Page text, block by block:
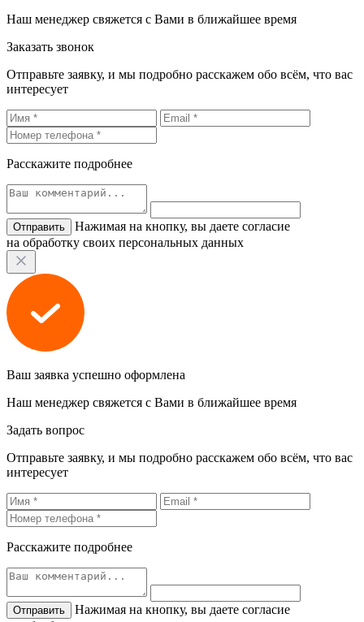
Наш менеджер свяжется с Вами в ближайшее время
Заказать звонок
Отправьте заявку, и мы подробно расскажем обо всём, что вас
интересует
Расскажите подробнее
Нажимая на кнопку, вы даете согласие
на обработку своих персональных данных
Ваш заявка успешно оформлена
Наш менеджер свяжется с Вами в ближайшее время
Задать вопрос
Отправьте заявку, и мы подробно расскажем обо всём, что вас
интересует
Расскажите подробнее
Нажимая на кнопку, вы даете согласие